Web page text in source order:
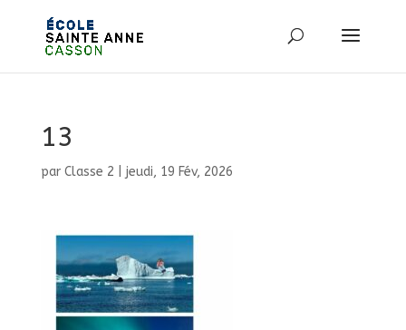
13
par Classe 2 jeudi, 19 Fév, 2026